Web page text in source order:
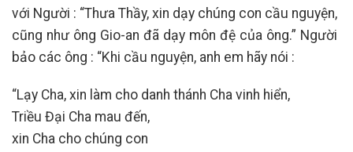
với Người : “Thưa Thầy, xin dạy chúng con cầu nguyện,
cũng như ông Gio-an đã dạy môn đệ của ông.” Người
bảo các ông : “Khi cầu nguyện, anh em hãy nói :
“Lạy Cha, xin làm cho danh thánh Cha vinh hiển,
Triều Đại Cha mau đến,
xin Cha cho chúng con